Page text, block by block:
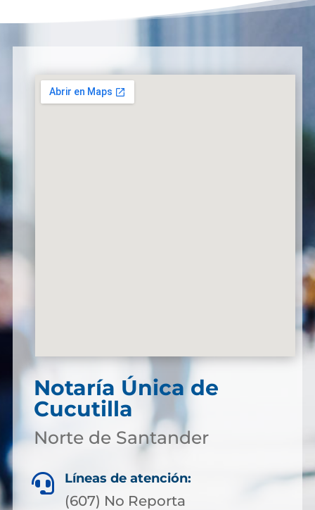
Notaría Única de
Cucutilla
Norte de Santander
 Líneas de atención:
(607) No Reporta